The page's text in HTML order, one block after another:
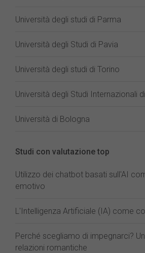
Università degli studi di Parma
Università degli Studi di Pavia
Università degli studi di Torino
Università degli Studi Internazionali
Università di Bologna
Studi con valutazione top
Utilizzo dei chatbot basati sull'AI
emotivo
L'Intelligenza Artificiale (IA) come
Perché scegliamo di impegnarci?
relazioni romantiche